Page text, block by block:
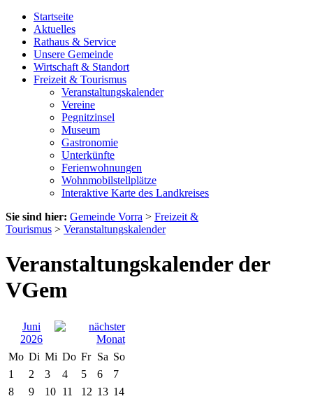
Startseite
Aktuelles
Rathaus & Service
Unsere Gemeinde
Wirtschaft & Standort
Freizeit & Tourismus
Veranstaltungskalender
Vereine
Pegnitzinsel
Museum
Gastronomie
Unterkünfte
Ferienwohnungen
Wohnmobilstellplätze
Interaktive Karte des Landkreises
Sie sind hier: Gemeinde Vorra > Freizeit &
Tourismus > Veranstaltungskalender
Veranstaltungskalender der
VGem
Juni
2026
Mo Di Mi Do Fr Sa So
1
2 3 4 5 6
7
8
9 10 11 12 13 14